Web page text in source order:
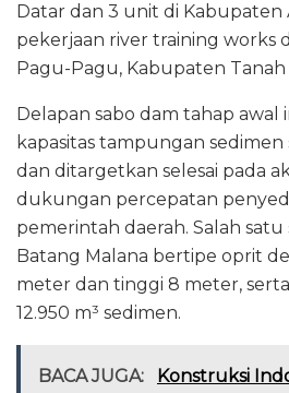
Datar dan 3 unit di Kabupaten
pekerjaan river training works
Pagu-Pagu, Kabupaten Tanah
Delapan sabo dam tahap awal
kapasitas tampungan
dan ditargetkan selesai pada
dukungan percepatan
pemerintah daerah. Salah satu
Batang Malana bertipe oprit
meter dan tinggi 8 meter,
12.950 m³ sedimen.
BACA JUGA:
Konstruksi